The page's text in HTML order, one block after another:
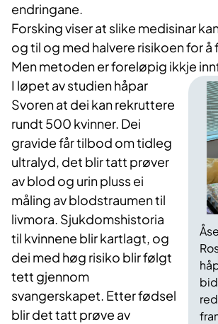
endringane.
Forsking viser at slike medisinar
og til og med halvere risikoen for å
Men metoden er foreløpig ikkje
I løpet av studien håpar
Svoren at dei kan rekruttere
rundt 500 kvinner. Dei
gravide får tilbod om tidleg
ultralyd, det blir tatt prøver
av blod og urin pluss ei
måling av blodstraumen til
livmora. Sjukdomshistoria
til kvinnene blir kartlagt, og
dei med høg risiko blir følgt
tett gjennom
svangerskapet. Etter fødsel
blir det tatt prøve av